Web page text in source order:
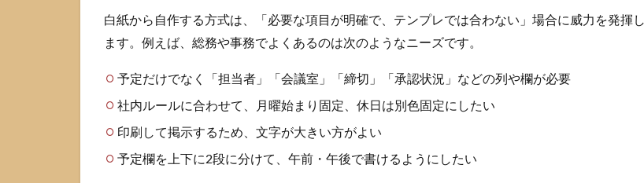
で
エ
ク
ル
レ
ン
ー
白紙から自作する方式は、「必要な項目が明確で、テンプレでは合わない」場合に威力を発揮し
ます。例えば、総務や事務でよくあるのは次のようなニーズです。
予定だけでなく「担当者」「会議室」「締切」「承認状況」などの列や欄が必要
社内ルールに合わせて、月曜始まり固定、休日は別色固定にしたい
印刷して掲示するため、文字が大きい方がよい
予定欄を上下に2段に分けて、午前・午後で書けるようにしたい